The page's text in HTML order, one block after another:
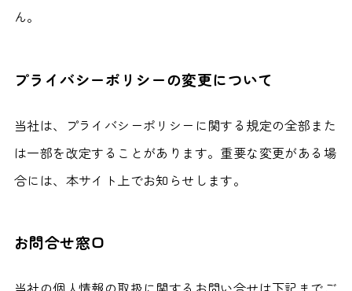
ん。
プライバシーポリシーの変更について
当社は、プライバシーポリシーに関する規定の全部また
は一部を改定することがあります。重要な変更がある場
合には、本サイト上でお知らせします。
お問合せ窓口